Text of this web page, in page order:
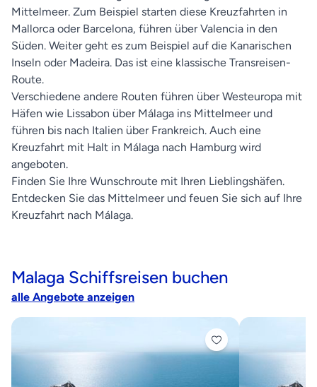
Mittelmeer. Zum Beispiel starten diese Kreuzfahrten in
Mallorca oder Barcelona, führen über Valencia in den
Süden. Weiter geht es zum Beispiel auf die Kanarischen
Inseln oder Madeira. Das ist eine klassische Transreisen-
Route.
Verschiedene andere Routen führen über Westeuropa mit
Häfen wie Lissabon über Málaga ins Mittelmeer und
führen bis nach Italien über Frankreich. Auch eine
Kreuzfahrt mit Halt in Málaga nach Hamburg wird
angeboten.
Finden Sie Ihre Wunschroute mit Ihren Lieblingshäfen.
Entdecken Sie das Mittelmeer und feuen Sie sich auf Ihre
Kreuzfahrt nach Málaga.
Malaga Schiffsreisen buchen
alle Angebote anzeigen